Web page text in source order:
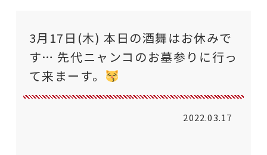
3月17日(木) 本日の酒舞はお休みで
す… 先代ニャンコのお墓参りに行っ
て来まーす。
2022.03.17